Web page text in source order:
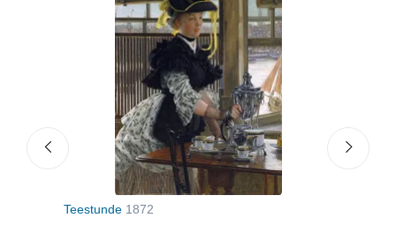
Teestunde 1872